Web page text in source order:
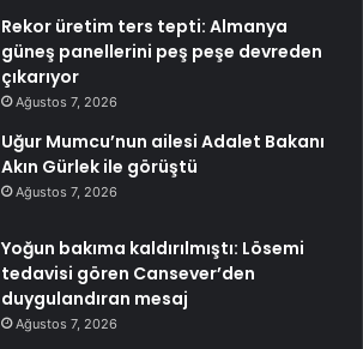
Rekor üretim ters tepti: Almanya
güneş panellerini peş peşe devreden
çıkarıyor
Ağustos 7, 2026
Uğur Mumcu’nun ailesi Adalet Bakanı
Akın Gürlek ile görüştü
Ağustos 7, 2026
Yoğun bakıma kaldırılmıştı: Lösemi
tedavisi gören Cansever’den
duygulandıran mesaj
Ağustos 7, 2026